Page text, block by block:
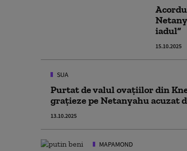
iadul”
15.10.2025
SUA
Purtat de valul ovațiilor din
grațieze pe Netanyahu acuzat
13.10.2025
MAPAMOND